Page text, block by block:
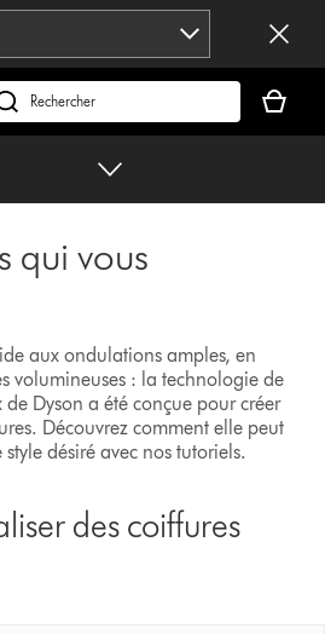
panier
est
qui vous
aux ondulations amples, en
volumineuses : la technologie de
de Dyson a été conçue pour créer
Découvrez comment elle peut
désiré avec nos tutoriels.
des coiffures